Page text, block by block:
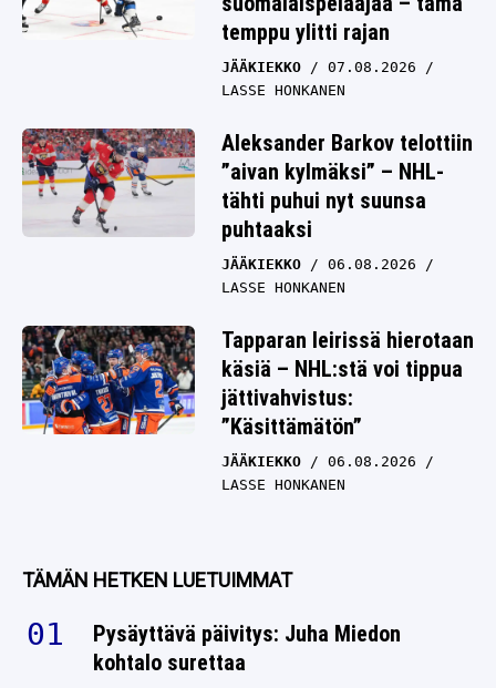
temppu ylitti rajan
JÄÄKIEKKO
07.08.2026
LASSE HONKANEN
Aleksander Barkov telottiin
”aivan kylmäksi” – NHL-
tähti puhui nyt suunsa
puhtaaksi
JÄÄKIEKKO
06.08.2026
LASSE HONKANEN
Tapparan leirissä hierotaan
käsiä – NHL:stä voi tippua
jättivahvistus:
”Käsittämätön”
JÄÄKIEKKO
06.08.2026
LASSE HONKANEN
TÄMÄN HETKEN LUETUIMMAT
Pysäyttävä päivitys: Juha Miedon
kohtalo surettaa